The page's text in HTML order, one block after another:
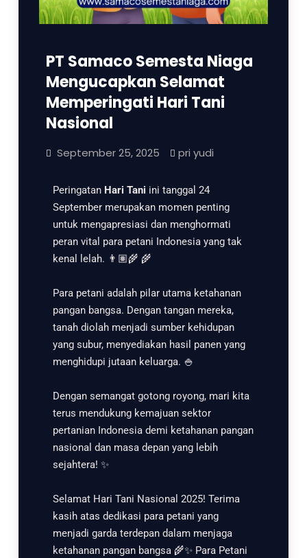
PT Samaco Semesta Niaga
Mengucapkan Selamat
Memperingati Hari Tani
Nasional
September 25, 2025 pri yudi
Peringatan Hari Tani ini tanggal 24
September merupakan momen penting
untuk mengapresiasi dan menghormati
peran vital para petani Indonesia yang tak
kenal lelah. 👨🏽‍🌾 🌾
Para petani adalah pilar utama ketahanan
pangan bangsa. Dengan tangan mereka,
tanah diolah menjadi sumber kehidupan
yang subur, menyediakan hasil panen yang
menghidupi jutaan keluarga. 🍚
Dengan semangat gotong royong, mari kita
terus mendukung kemajuan sektor
pertanian Indonesia demi ketahanan pangan
nasional dan masa depan yang lebih
sejahtera! ✨
Selamat Hari Tani Nasional 2025! Terima
kasih atas dedikasi para petani yang
menjadi garda terdepan dalam menjaga
ketahanan pangan bangsa 🌾✨ Para Petani